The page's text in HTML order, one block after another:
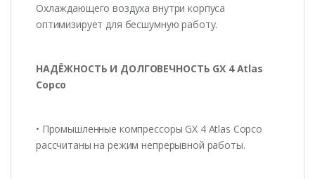
Охлаждающего воздуха внутри корпуса
оптимизирует для бесшумную работу.
НАДЁЖНОСТЬ И ДОЛГОВЕЧНОСТЬ GX 4 Atlas
Copco
• Промышленные компрессоры GX 4 Atlas Copco
рассчитаны на режим непрерывной работы.